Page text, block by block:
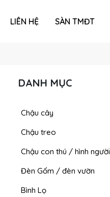
LIÊN HỆ SÀN TMĐT
DANH MỤC
Chậu cây
Chậu treo
Chậu con thú / hình người
Đèn Gốm / đèn vườn
Bình Lọ